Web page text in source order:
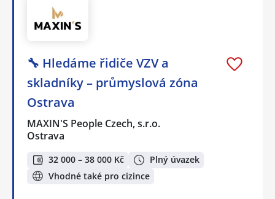
🔧 Hledáme řidiče VZV a
skladníky – průmyslová zóna
Ostrava
MAXIN'S People Czech, s.r.o.
Ostrava
32 000 – 38 000 Kč
Plný úvazek
Vhodné také pro cizince